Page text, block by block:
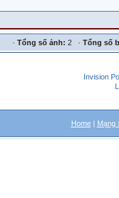
· Tổng số ảnh: 2 · Tổng số
Invision
Home| Mạng